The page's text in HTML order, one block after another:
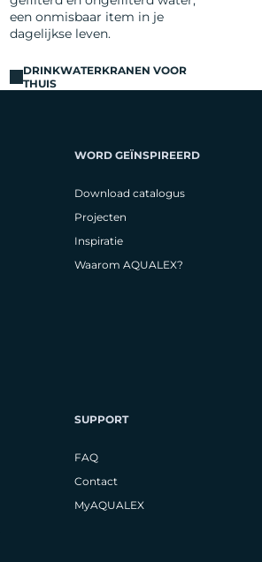
een onmisbaar item in je
dagelijkse leven.
DRINKWATERKRANEN VOOR
THUIS
WORD GEÏNSPIREERD
Download catalogus
Projecten
Inspiratie
Waarom AQUALEX?
SUPPORT
FAQ
Contact
MyAQUALEX